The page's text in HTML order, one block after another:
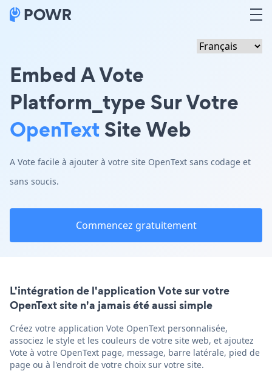
Embed A Vote
Platform_type Sur Votre
OpenTextSite Web
A Vote facile à ajouter à votre site OpenText sans codage et
sans soucis.
Commencez gratuitement
L'intégration de l'application Vote sur votre
OpenText site n'a jamais été aussi simple
Créez votre application Vote OpenText personnalisée,
associez le style et les couleurs de votre site web, et ajoutez
Vote à votre OpenText page, message, barre latérale, pied de
page ou à l'endroit de votre choix sur votre site.